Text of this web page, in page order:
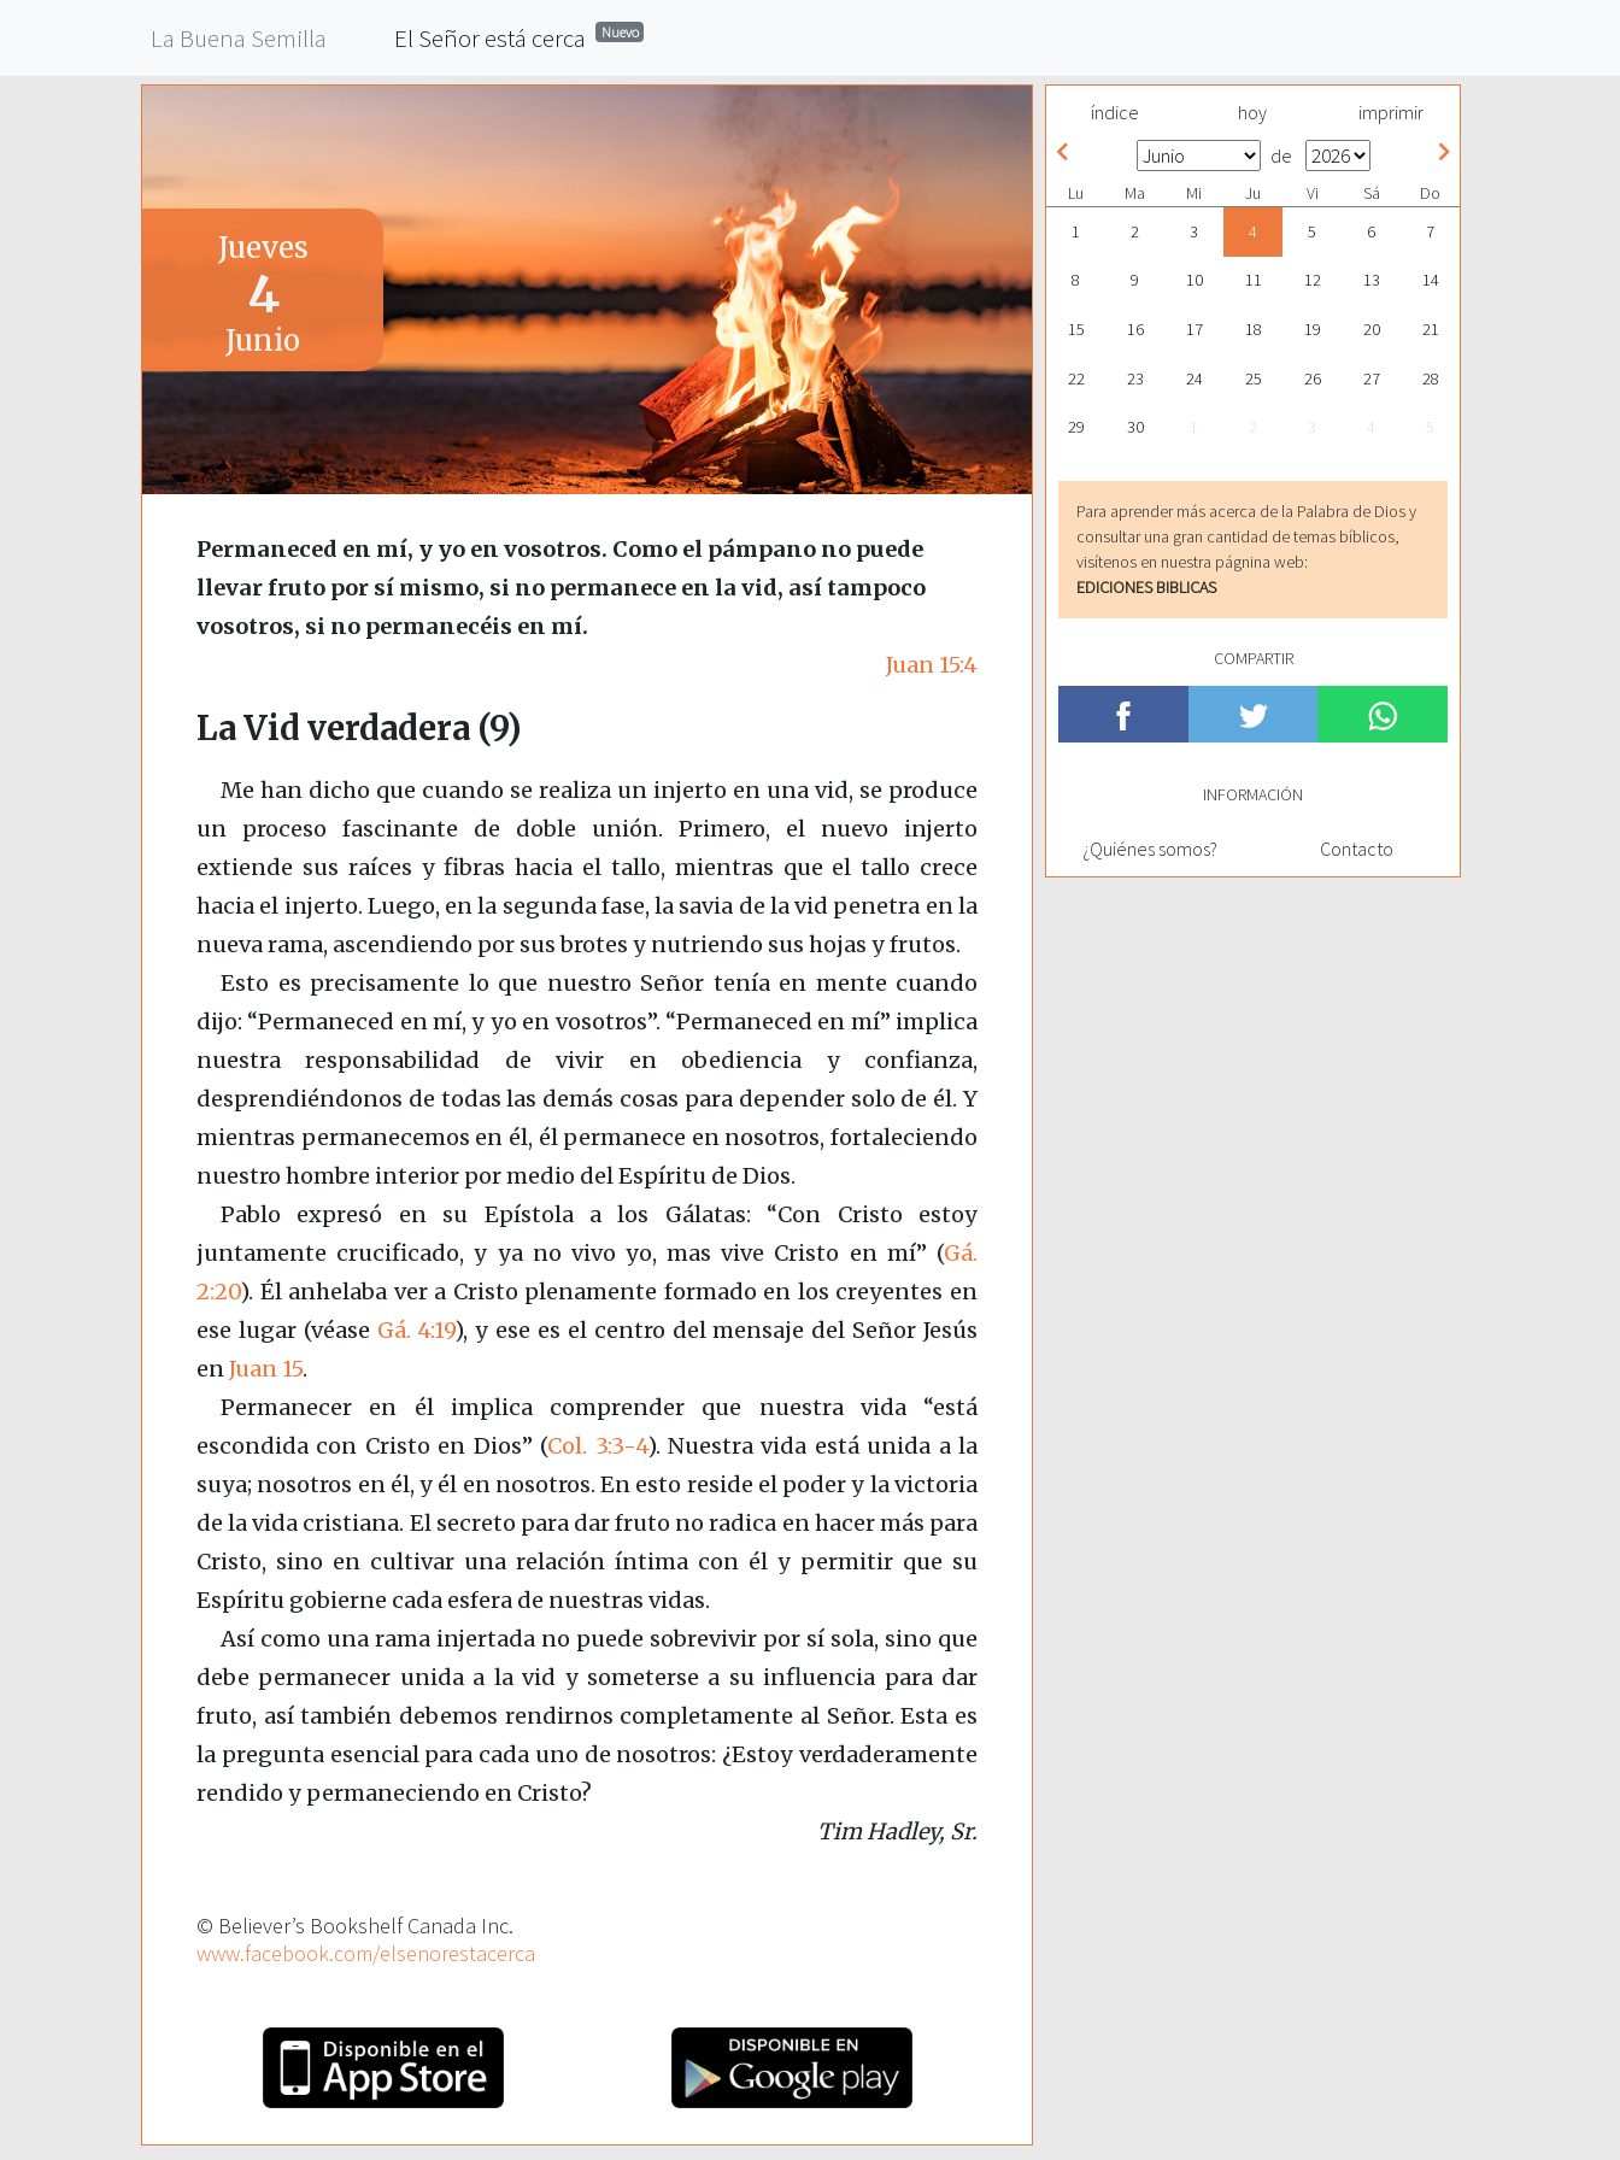
La Buena Semilla El Señor está cerca Nuevo
Jueves
4
Junio
Permaneced en mí, y yo en vosotros. Como el pámpano no puede
llevar fruto por sí mismo, si no permanece en la vid, así tampoco
vosotros, si no permanecéis en mí.
Juan 15:4
La Vid verdadera (9)
Me han dicho que cuando se realiza un injerto en una vid, se produce
un proceso fascinante de doble unión. Primero, el nuevo injerto
extiende sus raíces y fibras hacia el tallo, mientras que el tallo crece
hacia el injerto. Luego, en la segunda fase, la savia de la vid penetra en la
nueva rama, ascendiendo por sus brotes y nutriendo sus hojas y frutos.
Esto es precisamente lo que nuestro Señor tenía en mente cuando
dijo: “Permaneced en mí, y yo en vosotros”. “Permaneced en mí” implica
nuestra responsabilidad de vivir en obediencia y confianza,
desprendiéndonos de todas las demás cosas para depender solo de él. Y
mientras permanecemos en él, él permanece en nosotros, fortaleciendo
nuestro hombre interior por medio del Espíritu de Dios.
Pablo expresó en su Epístola a los Gálatas: “Con Cristo estoy
juntamente crucificado, y ya no vivo yo, mas vive Cristo en mí” (Gá.
2:20). Él anhelaba ver a Cristo plenamente formado en los creyentes en
ese lugar (véase Gá. 4:19), y ese es el centro del mensaje del Señor Jesús
enJuan 15.
Permanecer en él implica comprender que nuestra vida “está
escondida con Cristo en Dios” (Col. 3:3-4). Nuestra vida está unida a la
suya; nosotros en él, y él en nosotros. En esto reside el poder y la victoria
de la vida cristiana. El secreto para dar fruto no radica en hacer más para
Cristo, sino en cultivar una relación íntima con él y permitir que su
Espíritu gobierne cada esfera de nuestras vidas.
Así como una rama injertada no puede sobrevivir por sí sola, sino que
debe permanecer unida a la vid y someterse a su influencia para dar
fruto, así también debemos rendirnos completamente al Señor. Esta es
la pregunta esencial para cada uno de nosotros: ¿Estoy verdaderamente
rendido y permaneciendo en Cristo?
Tim Hadley, Sr.
© Believer’s Bookshelf Canada Inc.
www.facebook.com/elsenorestacerca
índice hoy imprimir
de
Lu Ma Mi Ju Vi Sá
Do
1
2 3 4 5 6 7
8 9 10 11 12 13 14
15 16 17 18 19 20 21
22 23 24 25 26 27 28
29 30 1 2 3 4 5
Para aprender más acerca de la Palabra de Dios y
consultar una gran cantidad de temas bíblicos,
visítenos en nuestra págnina web:
EDICIONES BIBLICAS
COMPARTIR
INFORMACIÓN
¿Quiénes somos? Contacto